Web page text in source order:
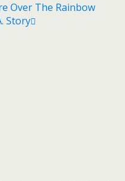
Over The Rainbow
Story